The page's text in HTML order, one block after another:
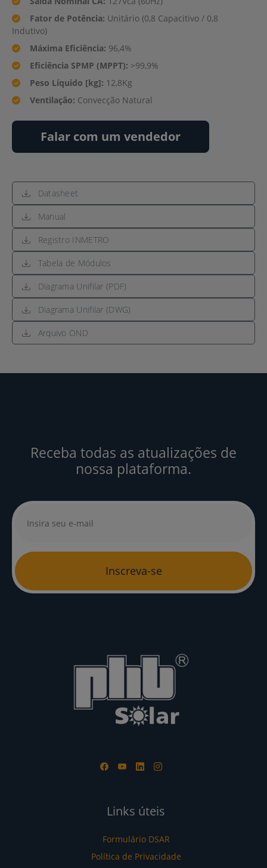
Fator de Potência: Unitário (0,8 Capacitivo / 0,8
Indutivo)
Máxima Eficiência: 96,4%
Eficiência SPMP (MPPT): >99,9%
Peso Líquido [kg]: 12,8Kg
Ventilação: Convecção Natural
Falar com um vendedor
Datasheet
Manual
Registro INMETRO
Tabela de Módulos
Diagrama Unifilar (PDF)
Diagrama Unifilar (DWG)
Arquivo OND
Receba todas as atualizações de
nossa plataforma.
Inscreva-se
Links úteis
Formulário DSAR
Política de Privacidade